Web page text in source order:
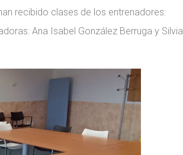
recibido clases de los entrenadores:
Ana Isabel González Berruga y Silvia